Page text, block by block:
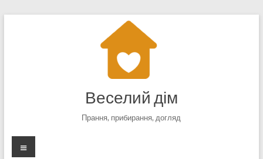
Веселий дім
Прання, прибирання, догляд
Меню